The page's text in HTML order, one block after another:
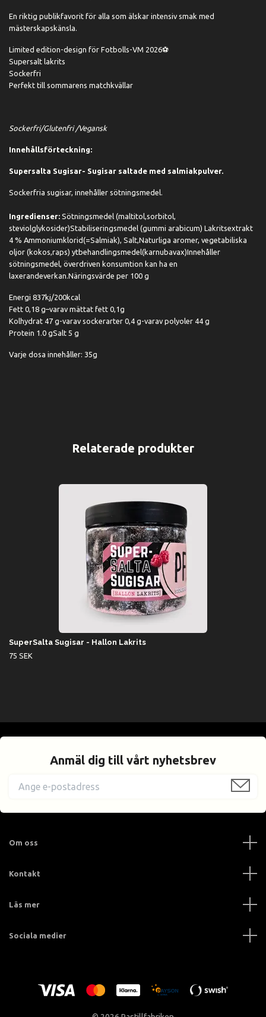
En riktig publikfavorit för alla som älskar intensiv smak med
mästerskapskänsla.
Limited edition-design för Fotbolls-VM 2026⚽
Supersalt lakrits
Sockerfri
Perfekt till sommarens matchkvällar
Sockerfri/Glutenfri /Vegansk
Innehållsförteckning:
Supersalta Sugisar- Sugisar saltade med salmiakpulver.
Sockerfria sugisar, innehåller sötningsmedel.
Ingredienser: Sötningsmedel (maltitol,sorbitol,
steviolglykosider)Stabiliseringsmedel (gummi arabicum) Lakritsextrakt
4 % Ammoniumklorid(=Salmiak), Salt,Naturliga aromer, vegetabiliska
oljor (kokos,raps) ytbehandlingsmedel(karnubavax)Innehåller
sötningsmedel, överdriven konsumtion kan ha en
laxerandeverkan.Näringsvärde per 100 g
Energi 837kj/200kcal
Fett 0,18 g–varav mättat fett 0,1g
Kolhydrat 47 g-varav sockerarter 0,4 g-varav polyoler 44 g
Protein 1.0 gSalt 5 g
Varje dosa innehåller: 35g
SuperSalta Sugisar - Hallon Lakrits
75 SEK
Anmäl dig till vårt nyhetsbrev
Om oss
Kontakt
Läs mer
Sociala medier